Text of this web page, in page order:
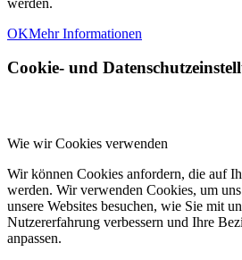
OKMehr Informationen
Cookie- und
Wie wir Cookies verwenden
Wir können Cookies anfordern, die auf
werden. Wir verwenden Cookies, um
unsere Websites besuchen, wie Sie mit
Nutzererfahrung verbessern und Ihre
anpassen.